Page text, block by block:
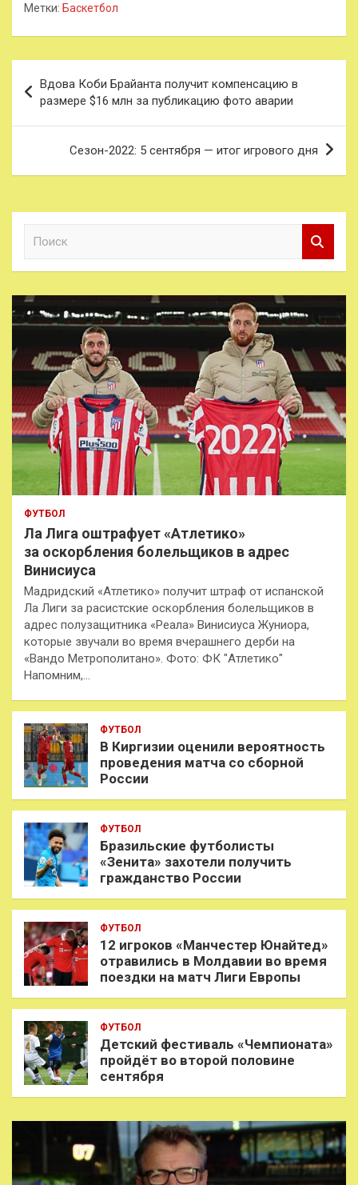
Метки: Баскетбол
по
записям
Вдова Коби Брайанта получит компенсацию в
размере $16 млн за публикацию фото аварии
Сезон-2022: 5 сентября — итог игрового дня
к
ФУТБОЛ
Ла Лига оштрафует «Атлетико»
за оскорбления болельщиков в адрес
Винисиуса
Мадридский «Атлетико» получит штраф от испанской
Ла Лиги за расистские оскорбления болельщиков в
адрес полузащитника «Реала» Винисиуса Жуниора,
которые звучали во время вчерашнего дерби на
«Вандо Метрополитано». Фото: ФК "Атлетико"
Напомним,…
ФУТБОЛ
В Киргизии оценили вероятность
проведения матча со сборной
России
ФУТБОЛ
Бразильские футболисты
«Зенита» захотели получить
гражданство России
ФУТБОЛ
12 игроков «Манчестер Юнайтед»
отравились в Молдавии во время
поездки на матч Лиги Европы
ФУТБОЛ
Детский фестиваль «Чемпионата»
пройдёт во второй половине
сентября